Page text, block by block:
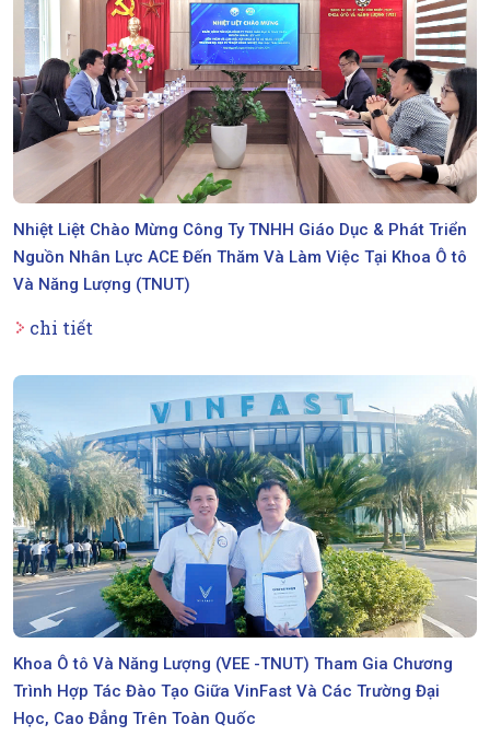
Nhiệt Liệt Chào Mừng Công Ty TNHH Giáo Dục & Phát Triển
Nguồn Nhân Lực ACE Đến Thăm Và Làm Việc Tại Khoa Ô tô
Và Năng Lượng (TNUT)
chi tiết
Khoa Ô tô Và Năng Lượng (VEE -TNUT) Tham Gia Chương
Trình Hợp Tác Đào Tạo Giữa VinFast Và Các Trường Đại
Học, Cao Đẳng Trên Toàn Quốc